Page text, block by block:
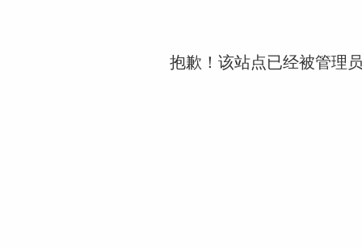
抱歉！该站点已经被管理